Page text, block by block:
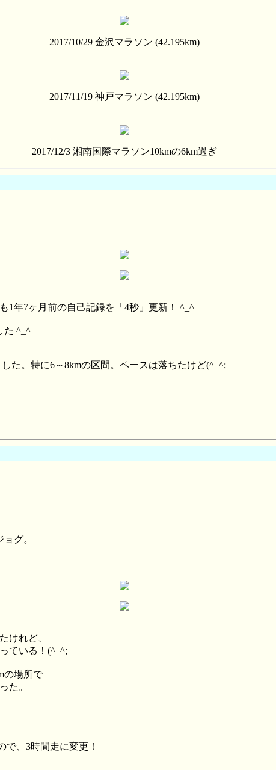
2017/10/29 金沢マラソン (42.195km)
2017/11/19 神戸マラソン (42.195km)
2017/12/3 湘南国際マラソン10kmの6km過ぎ
1年7ヶ月前の自己記録を「4秒」更新！ ^_^
た ^_^
た。特に6～8kmの区間。ペースは落ちたけど(^_^;
グ。
けれど、
ている！(^_^;
の場所で
た。
で、3時間走に変更！